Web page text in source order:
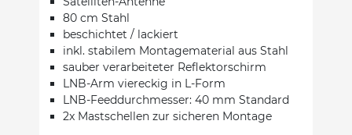
80 cm Stahl
beschichtet / lackiert
inkl. stabilem Montagematerial aus Stahl
sauber verarbeiteter Reflektorschirm
LNB-Arm viereckig in L-Form
LNB-Feeddurchmesser: 40 mm Standard
2x Mastschellen zur sicheren Montage